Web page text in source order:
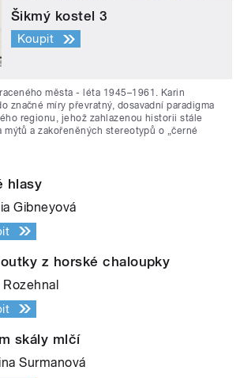
Šikmý kostel 3
Koupit
města - léta 1945–1961. Karin
značné míry převratný, dosavadní paradigma
regionu, jehož zahlazenou historii stále
mýtů a zakořeněných stereotypů o „černé
hlasy
Gibneyová
z horské chaloupky
Rozehnal
skály mlčí
Surmanová